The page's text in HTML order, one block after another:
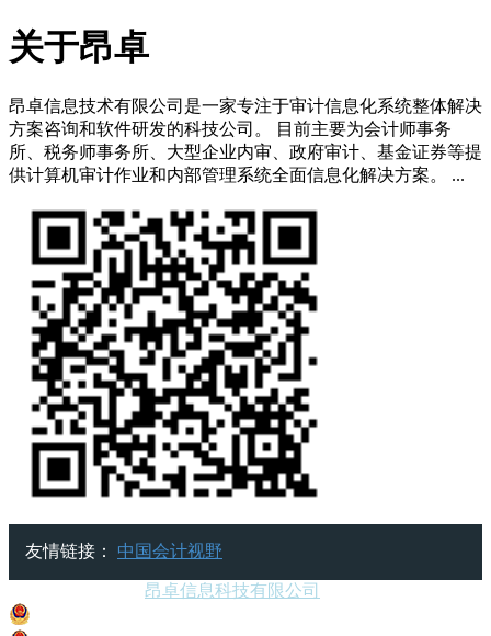
关于昂卓
昂卓信息技术有限公司是一家专注于审计信息化系统整体解决
方案咨询和软件研发的科技公司。 目前主要为会计师事务
所、税务师事务所、大型企业内审、政府审计、基金证券等提
供计算机审计作业和内部管理系统全面信息化解决方案。 ...
友情链接： 中国会计视野
昂卓信息科技有限公司